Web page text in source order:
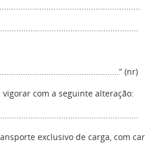
(nr)
com a seguinte alteração:
exclusivo de carga, com